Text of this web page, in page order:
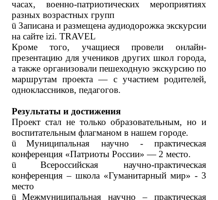
часах, военно-патриотических мероприятиях
разных возрастных групп
ü Записана и размещена аудиодорожка экскурсии
на сайте izi. TRAVEL
Кроме того, учащиеся провели онлайн-
презентацию для учеников других школ города,
а также организовали пешеходную экскурсию по
маршрутам проекта — с участием родителей,
одноклассников, педагогов.
Результаты и достижения
Проект стал не только образовательным, но и
воспитательным флагманом в нашем городе.
ü
Муниципальная научно - практическая
конференция «Патриоты России» — 2 место.
ü
Всероссийская научно-практическая
конференция – школа «Гуманитарный мир» - 3
место
ü
Межмуниципальная научно – практическая